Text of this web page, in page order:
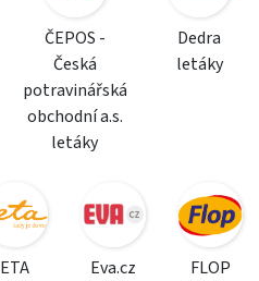
ČEPOS -
Česká
potravinářská
obchodní a.s.
letáky
Dedra
letáky
ETA
Eva.cz
FLOP